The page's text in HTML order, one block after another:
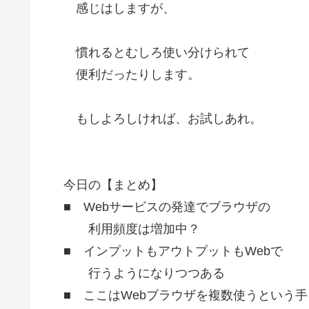
感じはしますが、
慣れるとむしろ使い分けられて
便利だったりします。
もしよろしければ、お試しあれ。
今日の【まとめ】
■ Webサービスの発達でブラウザの
利用頻度は増加中？
■ インプットもアウトプットもWebで
行うようになりつつある
■ ここはWebブラウザを複数使うという